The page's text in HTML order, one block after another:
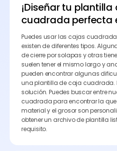
¡Diseñar tu
cuadrada perfecta
Puedes usar las cajas
existen de diferentes tipos.
de cierre por solapas y otras
suelen tener el mismo largo y
pueden encontrar algunas
una plantilla de caja cuadrada.
solución. Puedes buscar entre
cuadrada para encontrar la que
material y el grosor son
obtener un archivo de plantilla
requisito.